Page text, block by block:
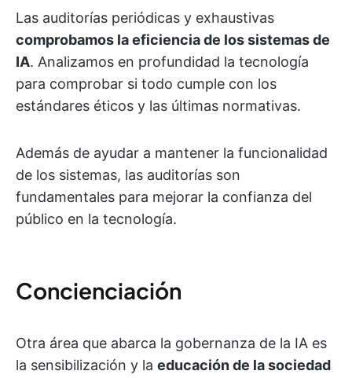
Las auditorías periódicas y exhaustivas
comprobamos la eficiencia de los sistemas de
IA. Analizamos en profundidad la tecnología
para comprobar si todo cumple con los
estándares éticos y las últimas normativas.
Además de ayudar a mantener la funcionalidad
de los sistemas, las auditorías son
fundamentales para mejorar la confianza del
público en la tecnología.
Concienciación
Otra área que abarca la gobernanza de la IA es
la sensibilización y la educación de la sociedad